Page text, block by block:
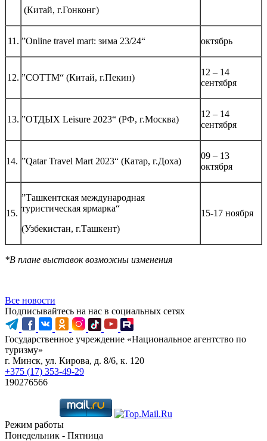
(Китай, г.Гонконг)
11. ”Online travel mart: зима 23/24“ октябрь
12. ”COTTM“ (Китай, г.Пекин)
12 – 14
сентября
13. ”ОТДЫХ Leisure 2023“ (РФ, г.Москва)
12 – 14
сентября
14. ”Qatar Travel Mart 2023“ (Катар, г.Доха)
09 – 13
октября
15.
”Ташкентская международная
туристическая ярмарка“
(Узбекистан, г.Ташкент)
15-17 ноября
*В плане выставок возможны изменения
Все новости
Подписывайтесь на нас в социальных сетях
Государственное учреждение «Национальное агентство по
туризму»
г. Минск, ул. Кирова, д. 8/6, к. 120
+375 (17) 353-49-29
190276566
Режим работы
Понедельник - Пятница